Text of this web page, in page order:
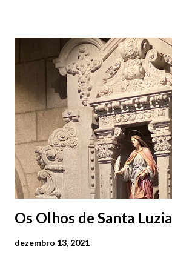
Os Olhos de Santa Luzia
dezembro 13, 2021